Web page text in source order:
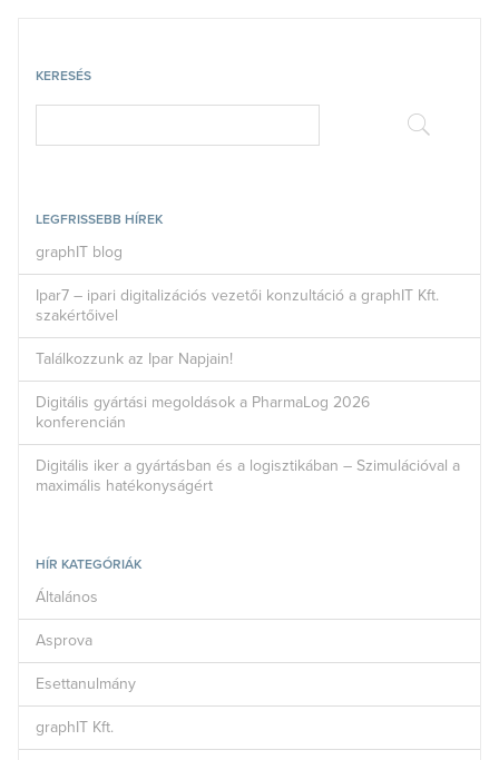
KERESÉS
LEGFRISSEBB HÍREK
graphIT blog
Ipar7 – ipari digitalizációs vezetői konzultáció a graphIT Kft.
szakértőivel
Találkozzunk az Ipar Napjain!
Digitális gyártási megoldások a PharmaLog 2026
konferencián
Digitális iker a gyártásban és a logisztikában – Szimulációval a
maximális hatékonyságért
HÍR KATEGÓRIÁK
Általános
Asprova
Esettanulmány
graphIT Kft.